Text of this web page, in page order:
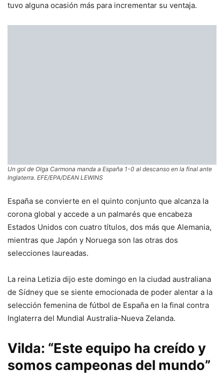
tuvo alguna ocasión más para incrementar su ventaja.
Un gol de Olga Carmona manda a España 1-0 al descanso en la final ante
Inglaterra. EFE/EPA/DEAN LEWINS
España se convierte en el quinto conjunto que alcanza la
corona global y accede a un palmarés que encabeza
Estados Unidos con cuatro títulos, dos más que Alemania,
mientras que Japón y Noruega son las otras dos
selecciones laureadas.
La reina Letizia dijo este domingo en la ciudad australiana
de Sídney que se siente emocionada de poder alentar a la
selección femenina de fútbol de España en la final contra
Inglaterra del Mundial Australia-Nueva Zelanda.
Vilda: “Este equipo ha creído y
somos campeonas del mundo”